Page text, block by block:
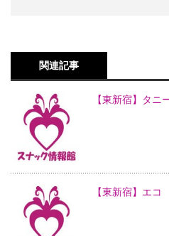
関連記事
【東新宿】タニ
【東新宿】エコ